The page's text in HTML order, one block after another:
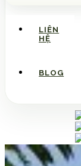
LIÊN
HỆ
BLOG